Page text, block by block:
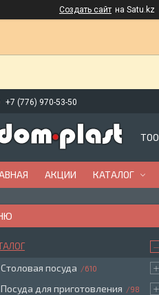
Создать сайт на Satu.kz
+7 (776) 970-53-50
АКЦИИ КАТАЛОГ
Столовая посуда 610
Посуда для приготовления 98